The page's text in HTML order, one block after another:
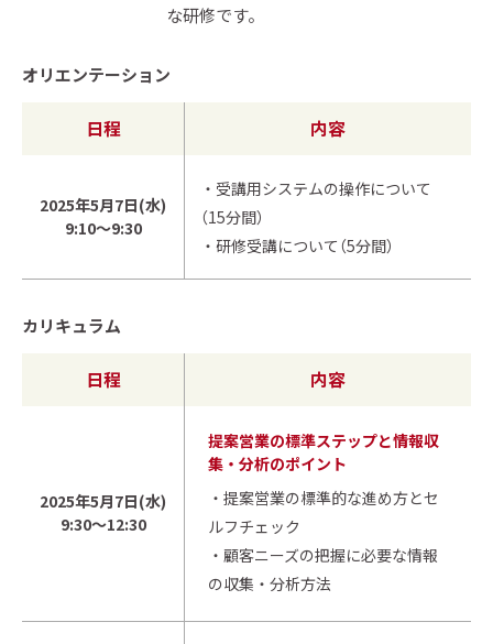
な研修です。
オリエンテーション
日程 内容
2025年5月7日(水)
9:10～9:30
・受講用システムの操作について
（15分間）
・研修受講について（5分間）
カリキュラム
日程 内容
2025年5月7日(水)
9:30～12:30
提案営業の標準ステップと情報収
集・分析のポイント
・提案営業の標準的な進め方とセ
ルフチェック
・顧客ニーズの把握に必要な情報
の収集・分析方法